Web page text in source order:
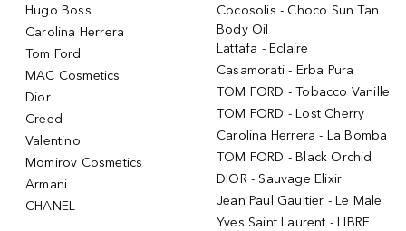
Hugo Boss
Carolina Herrera
Tom Ford
MAC Cosmetics
Dior
Creed
Valentino
Momirov Cosmetics
Armani
CHANEL
Cocosolis - Choco Sun Tan
Body Oil
Lattafa - Eclaire
Casamorati - Erba Pura
TOM FORD - Tobacco Vanille
TOM FORD - Lost Cherry
Carolina Herrera - La Bomba
TOM FORD - Black Orchid
DIOR - Sauvage Elixir
Jean Paul Gaultier - Le Male
Yves Saint Laurent - LIBRE